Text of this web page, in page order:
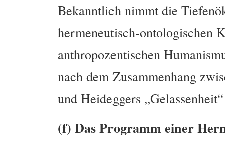
Bekanntlich nimmt die
hermeneutisch-ontologischen
anthropozentischen
nach dem Zusammenhang
und Heideggers
(f) Das Programm einer